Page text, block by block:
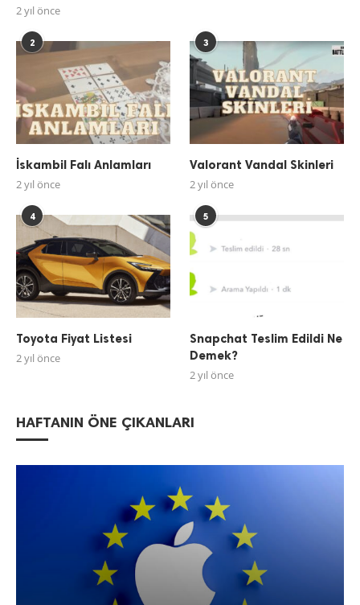
2 yıl önce
2
İskambil Falı Anlamları
2 yıl önce
3
Valorant Vandal Skinleri
2 yıl önce
4
Toyota Fiyat Listesi
2 yıl önce
5
Snapchat Teslim Edildi Ne
Demek?
2 yıl önce
HAFTANIN ÖNE ÇIKANLARI